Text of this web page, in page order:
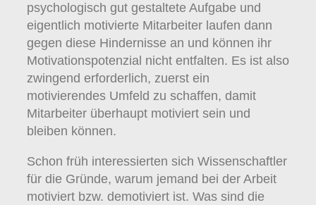
psychologisch gut gestaltete Aufgabe und
eigentlich motivierte Mitarbeiter laufen dann
gegen diese Hindernisse an und können ihr
Motivationspotenzial nicht entfalten. Es ist also
zwingend erforderlich, zuerst ein
motivierendes Umfeld zu schaffen, damit
Mitarbeiter überhaupt motiviert sein und
bleiben können.
Schon früh interessierten sich Wissenschaftler
für die Gründe, warum jemand bei der Arbeit
motiviert bzw. demotiviert ist. Was sind die